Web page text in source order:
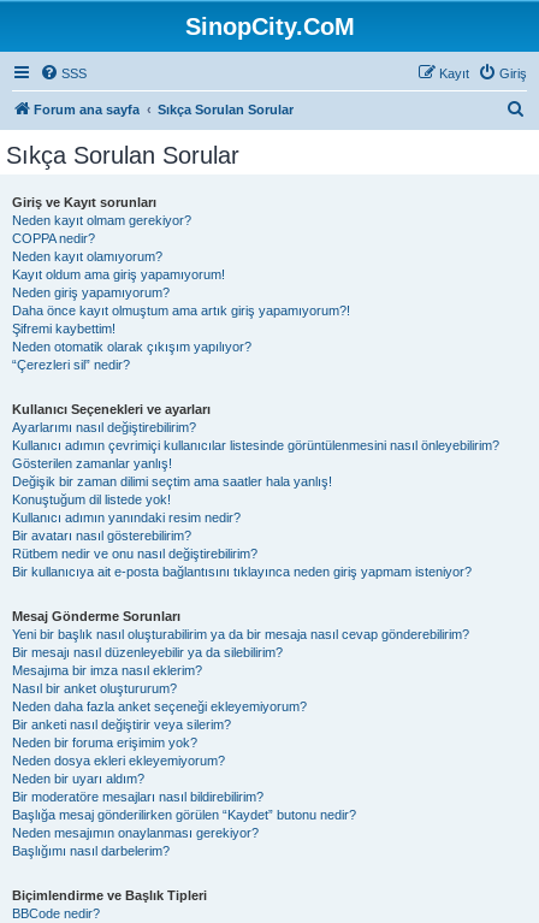
SinopCity.CoM
SSS Giriş
Kayıt
Forum ana sayfa Sıkça Sorulan Sorular
Sıkça Sorulan Sorular
Giriş ve Kayıt sorunları
Neden kayıt olmam gerekiyor?
COPPA nedir?
Neden kayıt olamıyorum?
Kayıt oldum ama giriş yapamıyorum!
Neden giriş yapamıyorum?
Daha önce kayıt olmuştum ama artık giriş yapamıyorum?!
Şifremi kaybettim!
Neden otomatik olarak çıkışım yapılıyor?
“Çerezleri sil” nedir?
Kullanıcı Seçenekleri ve ayarları
Ayarlarımı nasıl değiştirebilirim?
Kullanıcı adımın çevrimiçi kullanıcılar listesinde görüntülenmesini nasıl önleyebilirim?
Gösterilen zamanlar yanlış!
Değişik bir zaman dilimi seçtim ama saatler hala yanlış!
Konuştuğum dil listede yok!
Kullanıcı adımın yanındaki resim nedir?
Bir avatarı nasıl gösterebilirim?
Rütbem nedir ve onu nasıl değiştirebilirim?
Bir kullanıcıya ait e-posta bağlantısını tıklayınca neden giriş yapmam isteniyor?
Mesaj Gönderme Sorunları
Yeni bir başlık nasıl oluşturabilirim ya da bir mesaja nasıl cevap gönderebilirim?
Bir mesajı nasıl düzenleyebilir ya da silebilirim?
Mesajıma bir imza nasıl eklerim?
Nasıl bir anket oluştururum?
Neden daha fazla anket seçeneği ekleyemiyorum?
Bir anketi nasıl değiştirir veya silerim?
Neden bir foruma erişimim yok?
Neden dosya ekleri ekleyemiyorum?
Neden bir uyarı aldım?
Bir moderatöre mesajları nasıl bildirebilirim?
Başlığa mesaj gönderilirken görülen “Kaydet” butonu nedir?
Neden mesajımın onaylanması gerekiyor?
Başlığımı nasıl darbelerim?
Biçimlendirme ve Başlık Tipleri
BBCode nedir?